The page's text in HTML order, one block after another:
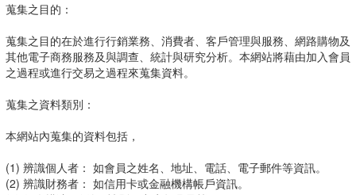
蒐集之目的：
蒐集之目的在於進行行銷業務、消費者、客戶管理與服務、網路購物及
其他電子商務服務及與調查、統計與研究分析。本網站將藉由加入會員
之過程或進行交易之過程來蒐集資料。
蒐集之資料類別：
本網站內蒐集的資料包括，
(1) 辨識個人者： 如會員之姓名、地址、電話、電子郵件等資訊。
(2) 辨識財務者： 如信用卡或金融機構帳戶資訊。